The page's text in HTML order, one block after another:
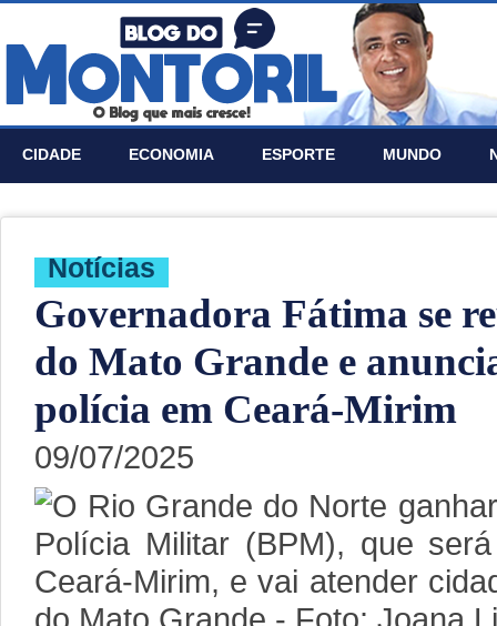
CIDADE ECONOMIA ESPORTE MUNDO
Notí­cias
Governadora Fátima se
do Mato Grande e
polícia em Ceará-Mirim
09/07/2025